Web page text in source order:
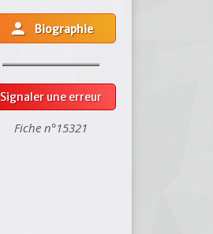
person Biographie
Signaler une erreur
Fiche n°15321